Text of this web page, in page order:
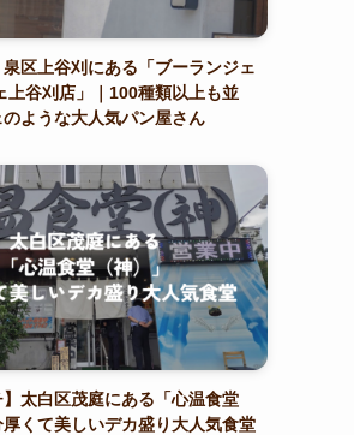
泉区上谷刈にある「ブーランジェ
上谷刈店」｜100種類以上も並
ような大人気パン屋さん
】太白区茂庭にある「心温食堂
厚くて美しいデカ盛り大人気食堂